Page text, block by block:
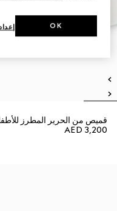
قميص من الحرير المطرز
AED 3,200
OK